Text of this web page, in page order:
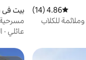
متوسط التقييم 4.86 من 5، 14 مراجعات
4.86 (14)
للكلاب
بيت في Pacific Beach
عائلي ·